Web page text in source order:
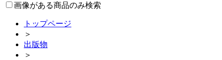
画像がある商品のみ検索
トップページ
＞
出版物
＞